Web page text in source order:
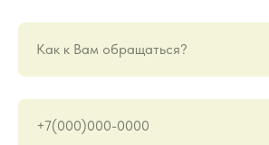
Как к Вам обращаться?
+7(000)000-0000